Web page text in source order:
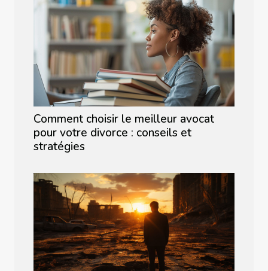
Comment choisir le meilleur avocat
pour votre divorce : conseils et
stratégies